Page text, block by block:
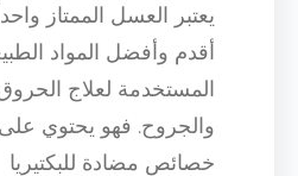
يعتبر العسل الممتاز
أقدم وأفضل المواد
المستخدمة لعلاج
والجروح. فهو يحتوي على
خصائص مضادة للبكتيريا